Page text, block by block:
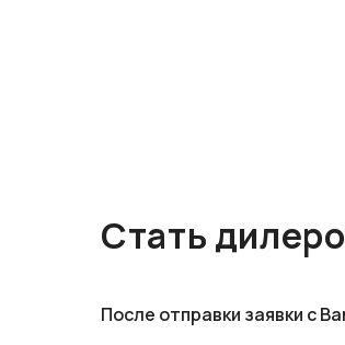
Стать
После отправки заявки с